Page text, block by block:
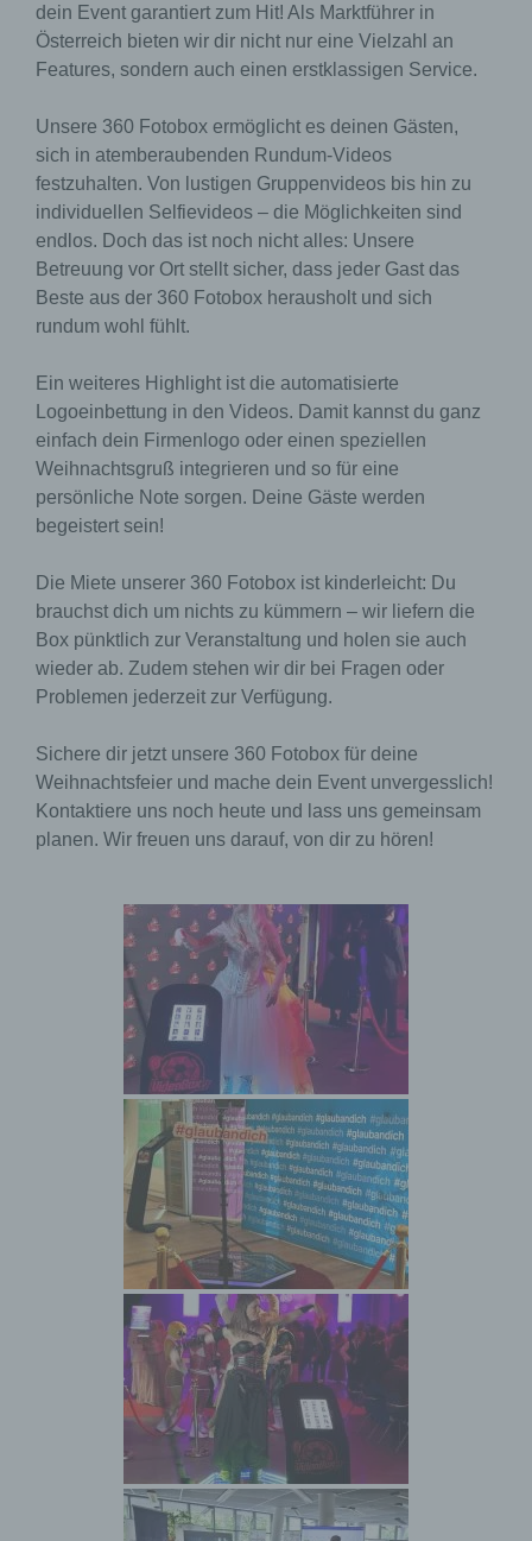
dein Event garantiert zum Hit! Als Marktführer in
Österreich bieten wir dir nicht nur eine Vielzahl an
Features, sondern auch einen erstklassigen Service.
Unsere 360 Fotobox ermöglicht es deinen Gästen,
sich in atemberaubenden Rundum-Videos
festzuhalten. Von lustigen Gruppenvideos bis hin zu
individuellen Selfievideos – die Möglichkeiten sind
endlos. Doch das ist noch nicht alles: Unsere
Betreuung vor Ort stellt sicher, dass jeder Gast das
Beste aus der 360 Fotobox herausholt und sich
rundum wohl fühlt.
Ein weiteres Highlight ist die automatisierte
Logoeinbettung in den Videos. Damit kannst du ganz
einfach dein Firmenlogo oder einen speziellen
Weihnachtsgruß integrieren und so für eine
persönliche Note sorgen. Deine Gäste werden
begeistert sein!
Die Miete unserer 360 Fotobox ist kinderleicht: Du
brauchst dich um nichts zu kümmern – wir liefern die
Box pünktlich zur Veranstaltung und holen sie auch
wieder ab. Zudem stehen wir dir bei Fragen oder
Problemen jederzeit zur Verfügung.
Sichere dir jetzt unsere 360 Fotobox für deine
Weihnachtsfeier und mache dein Event unvergesslich!
Kontaktiere uns noch heute und lass uns gemeinsam
planen. Wir freuen uns darauf, von dir zu hören!